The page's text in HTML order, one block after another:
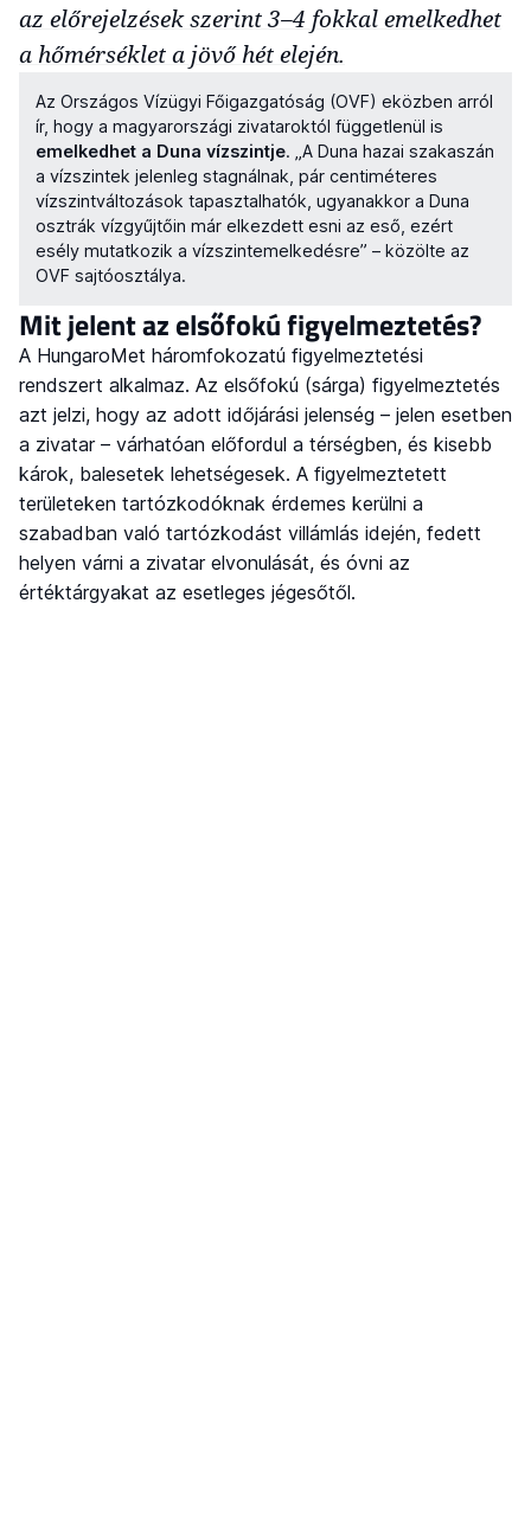
az előrejelzések szerint 3–4 fokkal emelkedhet
a hőmérséklet a jövő hét elején.
Az Országos Vízügyi Főigazgatóság (OVF) eközben arról
ír, hogy a magyarországi zivataroktól függetlenül is
emelkedhet a Duna vízszintje. „A Duna hazai szakaszán
a vízszintek jelenleg stagnálnak, pár centiméteres
vízszintváltozások tapasztalhatók, ugyanakkor a Duna
osztrák vízgyűjtőin már elkezdett esni az eső, ezért
esély mutatkozik a vízszintemelkedésre” – közölte az
OVF sajtóosztálya.
Mit jelent az elsőfokú figyelmeztetés?
A HungaroMet háromfokozatú figyelmeztetési
rendszert alkalmaz. Az elsőfokú (sárga) figyelmeztetés
azt jelzi, hogy az adott időjárási jelenség – jelen esetben
a zivatar – várhatóan előfordul a térségben, és kisebb
károk, balesetek lehetségesek. A figyelmeztetett
területeken tartózkodóknak érdemes kerülni a
szabadban való tartózkodást villámlás idején, fedett
helyen várni a zivatar elvonulását, és óvni az
értéktárgyakat az esetleges jégesőtől.